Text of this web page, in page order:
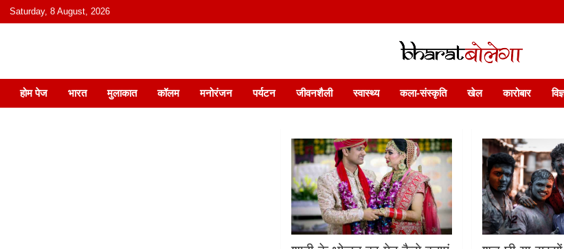
content
Saturday, 8 August, 2026
भारत बोलेगा
हिंदी में समाचार, विचार, ऑडियो, वीडियो और फ़ीचर. भारत बोलेगा हिंदी न्यूज़ वेबसाइट India: News, Views, Info,
होम पेज भारत मुलाकात कॉलम मनोरंजन पर्यटन जीवनशैली स्वास्थ्य कला-संस्कृति खेल कारोबार